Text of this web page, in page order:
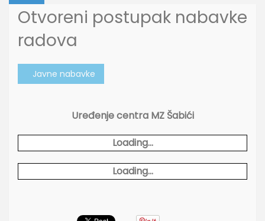
Otvoreni postupak nabavke
radova
Javne nabavke
Uređenje centra MZ Šabići
Loading...
Loading...